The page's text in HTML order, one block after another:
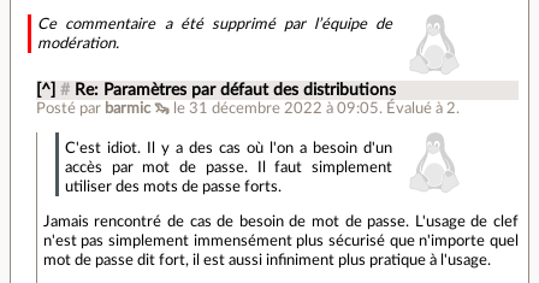
Ce commentaire a été supprimé par l’équipe de
modération.
[^] # Re: Paramètres par défaut des distributions
Posté par barmic 🦦 le 31 décembre 2022 à 09:05. Évalué à 2.
C'est idiot. Il y a des cas où l'on a besoin d'un
accès par mot de passe. Il faut simplement
utiliser des mots de passe forts.
Jamais rencontré de cas de besoin de mot de passe. L'usage de clef
n'est pas simplement immensément plus sécurisé que n'importe quel
mot de passe dit fort, il est aussi infiniment plus pratique à l'usage.